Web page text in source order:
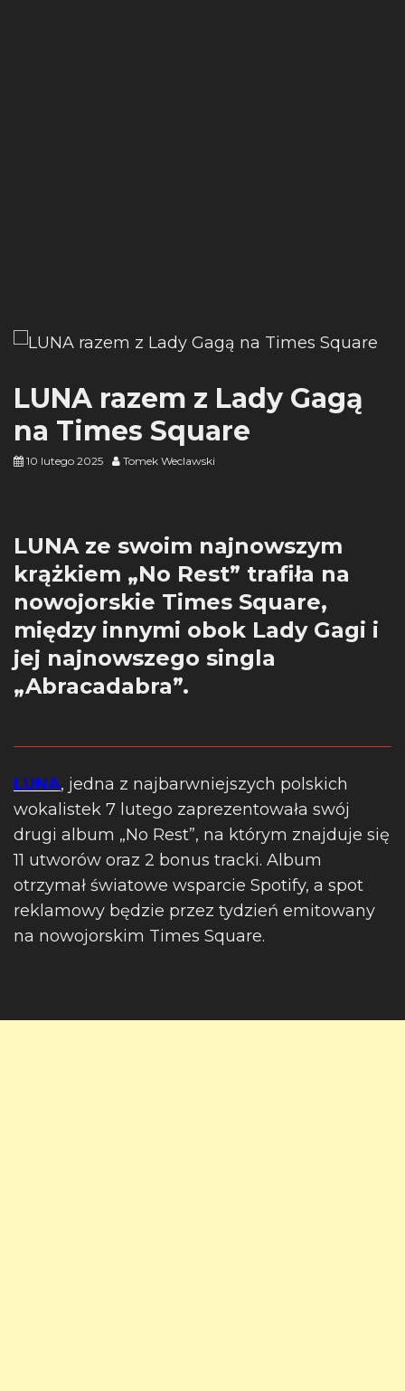
LUNA razem z Lady Gagą
na Times Square
10 lutego 2025 Tomek Weclawski
LUNA ze swoim najnowszym
krążkiem „No Rest” trafiła na
nowojorskie Times Square,
między innymi obok Lady Gagi i
jej najnowszego singla
„Abracadabra”.
LUNA, jedna z najbarwniejszych polskich
wokalistek 7 lutego zaprezentowała swój
drugi album „No Rest”, na którym znajduje się
11 utworów oraz 2 bonus tracki. Album
otrzymał światowe wsparcie Spotify, a spot
reklamowy będzie przez tydzień emitowany
na nowojorskim Times Square.